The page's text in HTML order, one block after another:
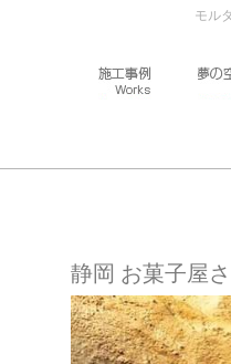
モル
施工事例 ～
静岡 お菓子屋